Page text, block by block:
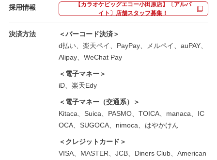
決済方法
＜バーコード決済＞
d払い、楽天ペイ、PayPay、メルペイ、auPAY、
Alipay、WeChat Pay
＜電子マネー＞
iD、楽天Edy
＜電子マネー（交通系）＞
Kitaca、Suica、PASMO、TOICA、manaca、IC
OCA、SUGOCA、nimoca、はやかけん
＜クレジットカード＞
VISA、MASTER、JCB、Diners Club、American
採用情報
【カラオケビッグエコー小田原店】〔アルバ
イト〕店舗スタッフ募集！